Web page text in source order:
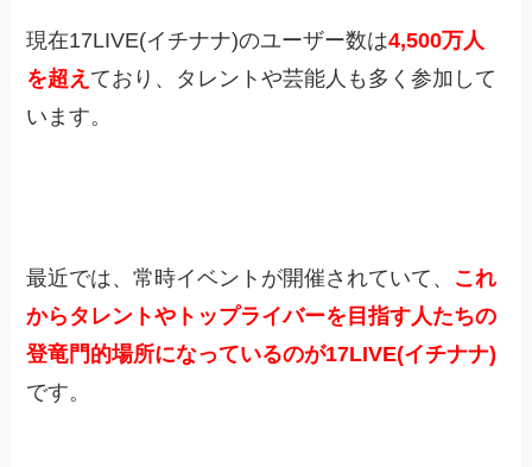
現在17LIVE(イチナナ)のユーザー数は4,500万人
を超え ており、タレントや芸能人も多く参加して
います。
最近では、常時イベントが開催されていて、 これ
からタレントやトップライバーを目指す人たちの
登竜門的場所になっているのが17LIVE(イチナナ)
です。